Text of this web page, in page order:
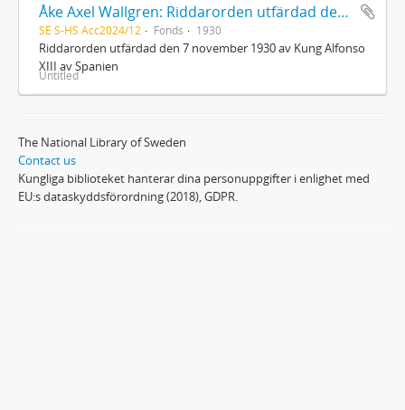
Åke Axel Wallgren: Riddarorden utfärdad den 7 november 1930 av Kung Alfonso XIII av Spanien
SE S-HS Acc2024/12 Fonds 1930
Riddarorden utfärdad den 7 november 1930 av Kung Alfonso
XIII av Spanien
Untitled
The National Library of Sweden
Contact us
Kungliga biblioteket hanterar dina personuppgifter i enlighet med
EU:s dataskyddsförordning (2018), GDPR.